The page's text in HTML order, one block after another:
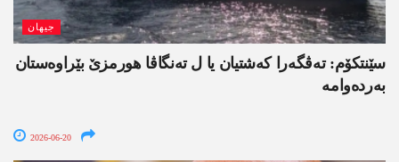
جیھان
سێنتکۆم: تەڤگەرا کەشتیان یا ل تەنگاڤا ھورمزێ بێراوەستان
بەردەوامە
2026-06-20